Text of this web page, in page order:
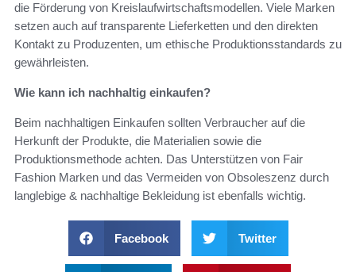
die Förderung von Kreislaufwirtschaftsmodellen. Viele Marken
setzen auch auf transparente Lieferketten und den direkten
Kontakt zu Produzenten, um ethische Produktionsstandards zu
gewährleisten.
Wie kann ich nachhaltig einkaufen?
Beim nachhaltigen Einkaufen sollten Verbraucher auf die
Herkunft der Produkte, die Materialien sowie die
Produktionsmethode achten. Das Unterstützen von Fair
Fashion Marken und das Vermeiden von Obsoleszenz durch
langlebige & nachhaltige Bekleidung ist ebenfalls wichtig.
Facebook Twitter